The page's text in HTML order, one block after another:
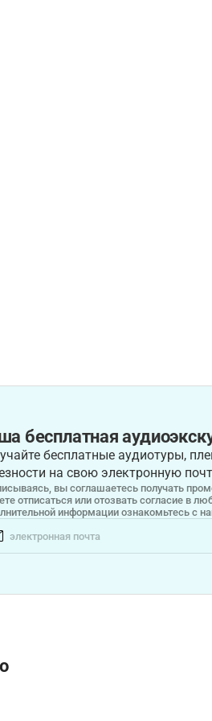
бесплатная
бесплатные аудиотуры,
на свою электронную
вы соглашаетесь получать
отписаться или отозвать согласие в
информации ознакомьтесь с